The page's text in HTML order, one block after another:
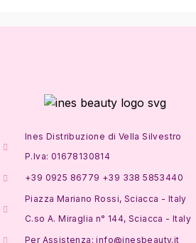
Ines Distribuzione di Vella Silvestro
P.Iva: 01678130814
+39 0925 86779 +39 338 5853440
Piazza Mariano Rossi, Sciacca - Italy
C.so A. Miraglia n° 144, Sciacca - Italy
Per Assistenza: info@inesbeauty.it